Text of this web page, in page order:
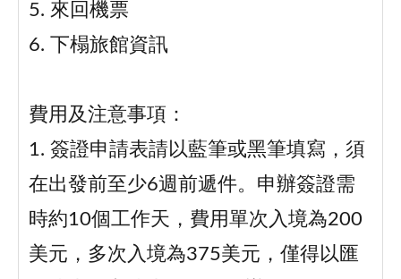
5. 來回機票
6. 下榻旅館資訊
費用及注意事項：
1. 簽證申請表請以藍筆或黑筆填寫，須
在出發前至少6週前遞件。申辦簽證需
時約10個工作天，費用單次入境為200
美元，多次入境為375美元，僅得以匯